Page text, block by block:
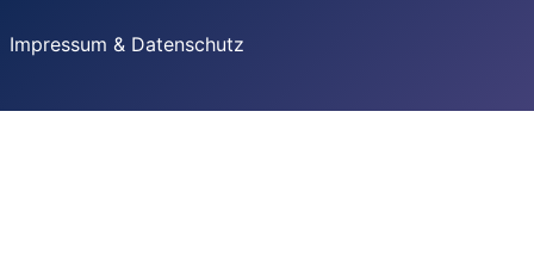
Impressum & Datenschutz